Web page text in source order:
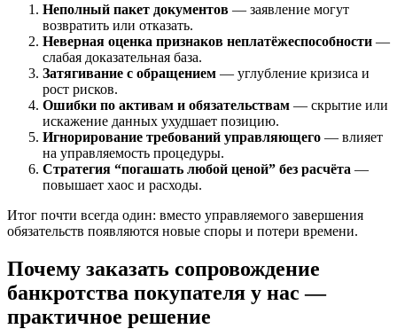
Неполный пакет документов — заявление могут
возвратить или отказать.
Неверная оценка признаков неплатёжеспособности —
слабая доказательная база.
Затягивание с обращением — углубление кризиса и
рост рисков.
Ошибки по активам и обязательствам — скрытие или
искажение данных ухудшает позицию.
Игнорирование требований управляющего — влияет
на управляемость процедуры.
Стратегия “погашать любой ценой” без расчёта —
повышает хаос и расходы.
Итог почти всегда один: вместо управляемого завершения
обязательств появляются новые споры и потери времени.
Почему заказать сопровождение
банкротства покупателя у нас —
практичное решение